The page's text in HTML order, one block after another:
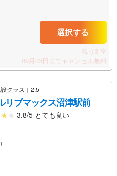
選択する
残り3 室
09月03日までキャンセル無料
クラス｜2.5
リブマックス沼津駅前
3.8/5 とても良い